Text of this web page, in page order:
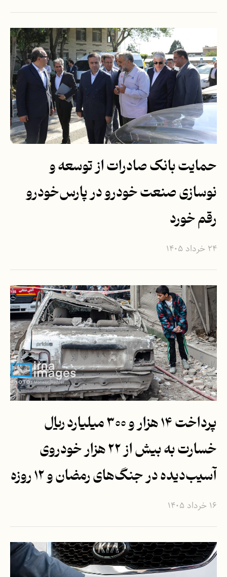
حمایت بانک صادرات از توسعه و
نوسازی صنعت خودرو در پارس‌خودرو
رقم خورد
۲۴ خرداد ۱۴۰۵
پرداخت ۱۴ هزار و ۳۰۰ میلیارد ریال
خسارت به بیش از ۲۲ هزار خودروی
آسیب‌دیده در جنگ‌های رمضان و ۱۲ روزه
۱۶ خرداد ۱۴۰۵